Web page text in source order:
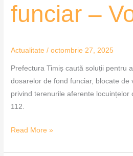
funciar –
Actualitate /octombrie 27, 2025
Prefectura Timiș caută soluții pentru
dosarelor de fond funciar, blocate de
privind terenurile aferente locuințelor
112.
Read More »